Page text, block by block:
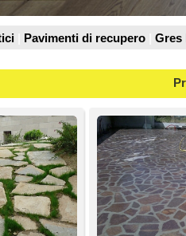
Fornitura e posa in opera di Lastre
porfido di I° scelta tipo " Opera
...
Castelli Romani...L' Arte della Pietra